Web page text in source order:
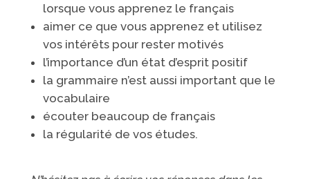
lorsque vous apprenez le français
aimer ce que vous apprenez et utilisez
vos intérêts pour rester motivés
l’importance d’un état d’esprit positif
la grammaire n’est aussi important que le
vocabulaire
écouter beaucoup de français
la régularité de vos études.